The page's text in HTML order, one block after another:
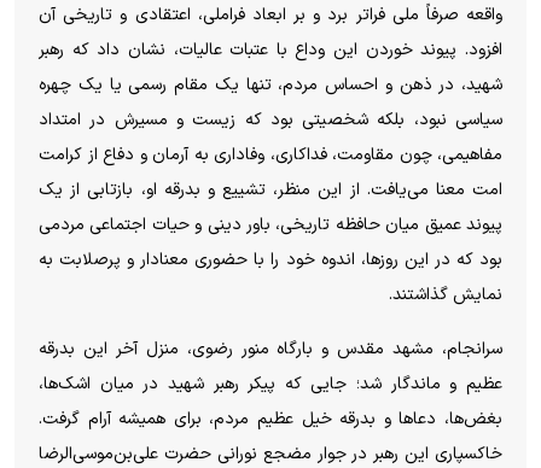
واقعه صرفاً ملی فراتر برد و بر ابعاد فراملی، اعتقادی و تاریخی آن
افزود. پیوند خوردن این وداع با عتبات عالیات، نشان داد که رهبر
شهید، در ذهن و احساس مردم، تنها یک مقام رسمی یا یک چهره
سیاسی نبود، بلکه شخصیتی بود که زیست و مسیرش در امتداد
مفاهیمی، چون مقاومت، فداکاری، وفاداری به آرمان و دفاع از کرامت
امت معنا می‌یافت. از این منظر، تشییع و بدرقه او، بازتابی از یک
پیوند عمیق میان حافظه تاریخی، باور دینی و حیات اجتماعی مردمی
بود که در این روزها، اندوه خود را با حضوری معنادار و پرصلابت به
نمایش گذاشتند.
سرانجام، مشهد مقدس و بارگاه منور رضوی، منزل آخر این بدرقه
عظیم و ماندگار شد؛ جایی که پیکر رهبر شهید در میان اشک‌ها،
بغض‌ها، دعا‌ها و بدرقه خیل عظیم مردم، برای همیشه آرام گرفت.
خاکسپاری این رهبر در جوار مضجع نورانی حضرت علی‌بن‌موسی‌الرضا